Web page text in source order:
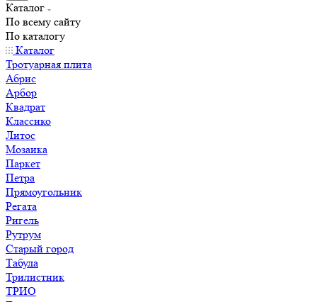
Каталог
По всему сайту
По каталогу
Каталог
Тротуарная плита
Абрис
Арбор
Квадрат
Классико
Литос
Мозаика
Паркет
Петра
Прямоугольник
Регата
Ригель
Рутрум
Старый город
Табула
Трилистник
ТРИО